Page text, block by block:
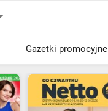
Gazetki promocyjne